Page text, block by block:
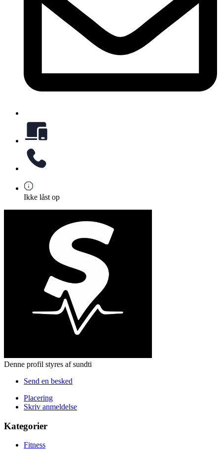
Ikke låst op
Denne profil styres af sundti
Send en besked
Placering
Skriv anmeldelse
Kategorier
Fitness